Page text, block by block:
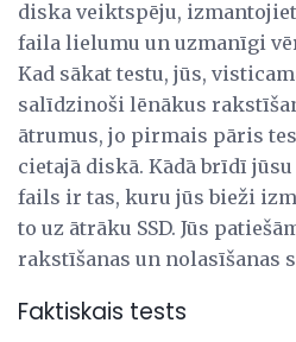
diska veiktspēju,
faila lielumu un uzmanīgi
Kad sākat testu, jūs,
salīdzinoši lēnākus
ātrumus, jo pirmais pāris
cietajā diskā. Kādā brīdī
fails ir tas, kuru jūs bieži
to uz ātrāku SSD. Jūs
rakstīšanas un nolasīšanas
Faktiskais tests